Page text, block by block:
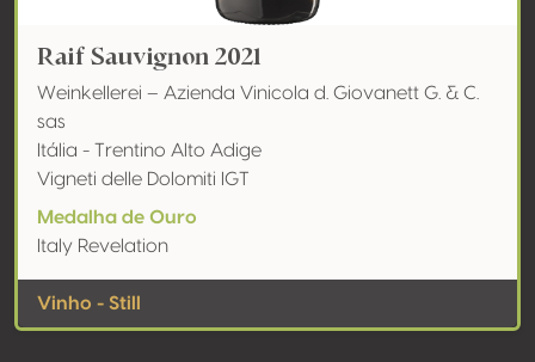
Raif Sauvignon 2021
Weinkellerei – Azienda Vinicola d. Giovanett G. & C.
sas
Itália - Trentino Alto Adige
Vigneti delle Dolomiti IGT
Medalha de Ouro
Italy Revelation
Vinho - Still